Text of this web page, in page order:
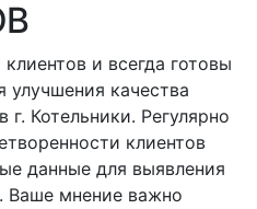
и всегда готовы
улучшения качества
в г. Котельники. Регулярно
клиентов
данные для выявления
Ваше мнение важно